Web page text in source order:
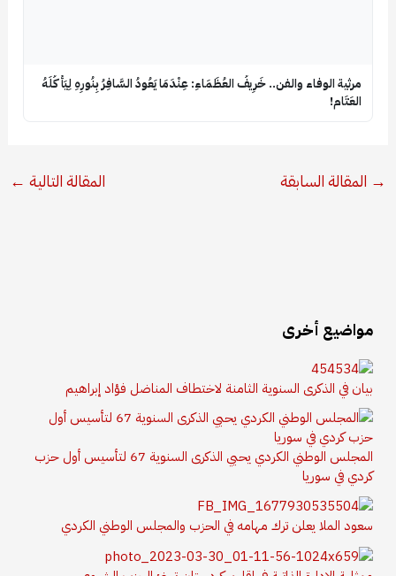
​مرثية الوفاء والفن.. خَرِيفُ العُظَمَاءِ: عِنْدَمَا يَعُودُ السَّافِرُ بِنُورِهِ لِيَأْكُلَهُ
العَتَام!
→ المقالة السابقة المقالة التالية ←
مواضيع أخرى
بيان في الذكرى السنوية الثامنة لاختطاف المناضل فؤاد إبراهيم
المجلس الوطني الكردي يحيي الذكرى السنوية 67 لتأسيس أول حزب
كردي في سوريا
سعود الملا يعلن ترك مهامه في الحزب والمجلس الوطني الكردي